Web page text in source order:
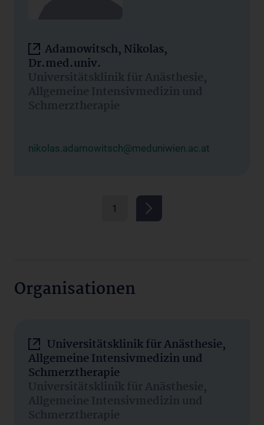
Adamowitsch, Nikolas,
Dr.med.univ.
Universitätsklinik für Anästhesie,
Allgemeine Intensivmedizin und
Schmerztherapie
nikolas.adamowitsch@meduniwien.ac.at
1
Organisationen
Universitätsklinik für Anästhesie,
Allgemeine Intensivmedizin und
Schmerztherapie
Universitätsklinik für Anästhesie,
Allgemeine Intensivmedizin und
Schmerztherapie